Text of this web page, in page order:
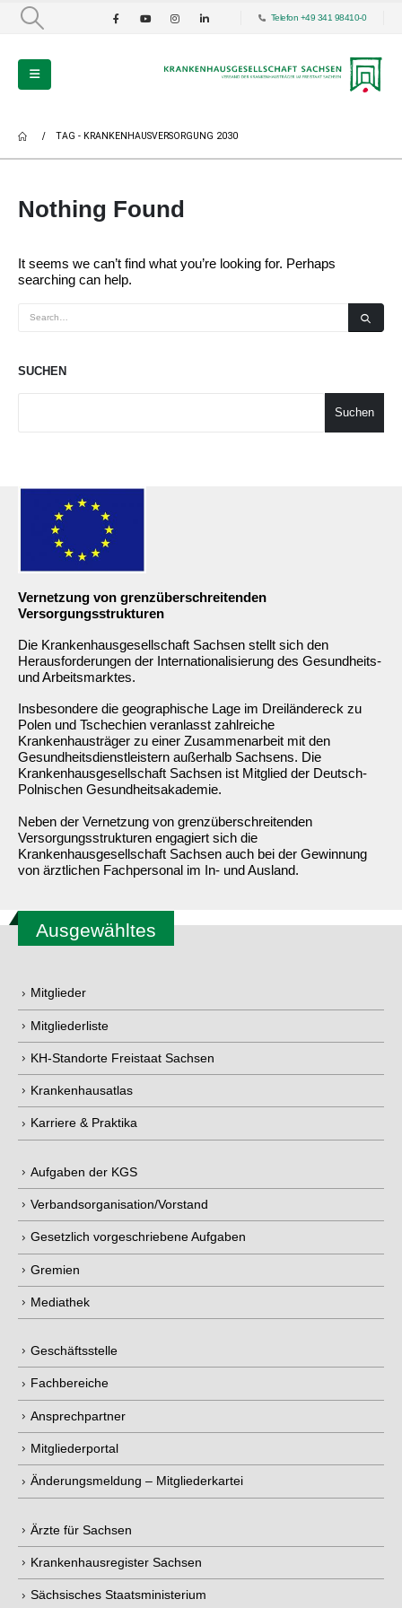
Telefon +49 341 98410-0
TAG - KRANKENHAUSVERSORGUNG 2030
Nothing Found
It seems we can’t find what you’re looking for. Perhaps
searching can help.
SUCHEN
Suchen
Vernetzung von grenzüberschreitenden
Versorgungsstrukturen
Die Krankenhausgesellschaft Sachsen stellt sich den
Herausforderungen der Internationalisierung des Gesundheits-
und Arbeitsmarktes.
Insbesondere die geographische Lage im Dreiländereck zu
Polen und Tschechien veranlasst zahlreiche
Krankenhausträger zu einer Zusammenarbeit mit den
Gesundheitsdienstleistern außerhalb Sachsens. Die
Krankenhausgesellschaft Sachsen ist Mitglied der Deutsch-
Polnischen Gesundheitsakademie.
Neben der Vernetzung von grenzüberschreitenden
Versorgungsstrukturen engagiert sich die
Krankenhausgesellschaft Sachsen auch bei der Gewinnung
von ärztlichen Fachpersonal im In- und Ausland.
Ausgewähltes
Mitglieder
Mitgliederliste
KH-Standorte Freistaat Sachsen
Krankenhausatlas
Karriere & Praktika
Aufgaben der KGS
Verbandsorganisation/Vorstand
Gesetzlich vorgeschriebene Aufgaben
Gremien
Mediathek
Geschäftsstelle
Fachbereiche
Ansprechpartner
Mitgliederportal
Änderungsmeldung – Mitgliederkartei
Ärzte für Sachsen
Krankenhausregister Sachsen
Sächsisches Staatsministerium